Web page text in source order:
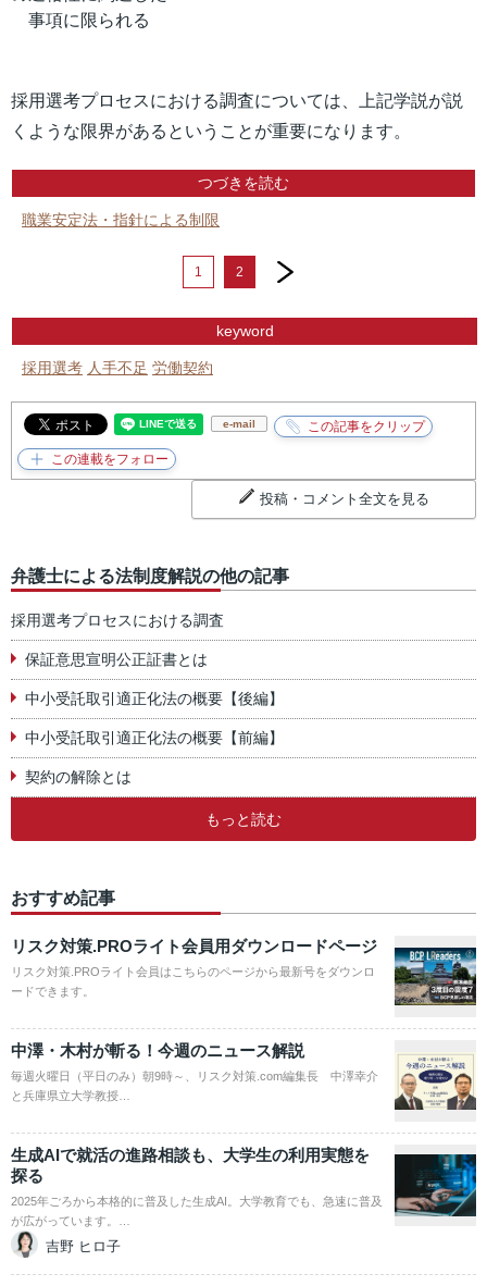
事項に限られる
採用選考プロセスにおける調査については、上記学説が説
くような限界があるということが重要になります。
つづきを読む
職業安定法・指針による制限
1 2
next
keyword
採用選考 人手不足 労働契約
e-mail
投稿・コメント全文を見る
弁護士による法制度解説の他の記事
採用選考プロセスにおける調査
保証意思宣明公正証書とは
中小受託取引適正化法の概要【後編】
中小受託取引適正化法の概要【前編】
契約の解除とは
もっと読む
おすすめ記事
リスク対策.PROライト会員用ダウンロードページ
リスク対策.PROライト会員はこちらのページから最新号をダウンロ
ードできます。
中澤・木村が斬る！今週のニュース解説
毎週火曜日（平日のみ）朝9時～、リスク対策.com編集長 中澤幸介
と兵庫県立大学教授…
生成AIで就活の進路相談も、大学生の利用実態を
探る
2025年ごろから本格的に普及した生成AI。大学教育でも、急速に普及
が広がっています。…
吉野 ヒロ子